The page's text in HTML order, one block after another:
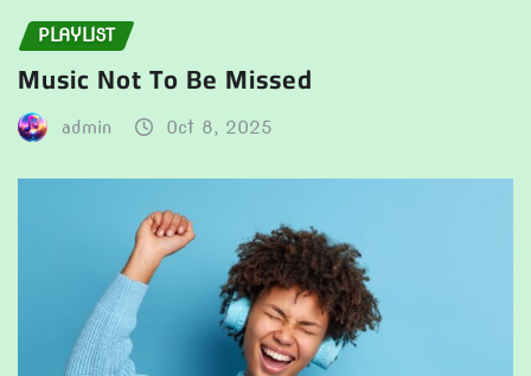
PLAYLIST
Music Not To Be Missed
admin Oct 8, 2025